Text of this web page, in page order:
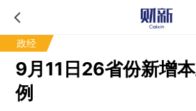
政经
9月11日26省份新增
例